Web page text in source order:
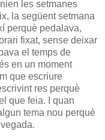
les setmanes
la següent setmana
perquè pedalava,
fixat, sense deixar
el temps de
en un moment
que escriure
res perquè
que feia. I quan
tema nou perquè